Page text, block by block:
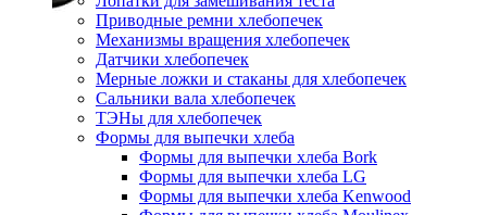
Приводные ремни хлебопечек
Механизмы вращения хлебопечек
Датчики хлебопечек
Мерные ложки и стаканы для хлебопечек
Сальники вала хлебопечек
ТЭНы для хлебопечек
Формы для выпечки хлеба
Формы для выпечки хлеба Bork
Формы для выпечки хлеба LG
Формы для выпечки хлеба Kenwood